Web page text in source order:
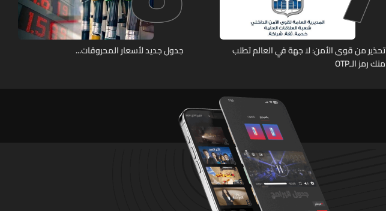
تحذير من قوى الأمن: لا جهة في العالم تطلب
منك رمز الـOTP
جدول جديد لأسعار المحروقات...